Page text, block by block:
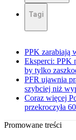
Tagi
PPK zarabiają
Eksperci: PPK
by tylko
PFR ujawnia
szybciej niż
Coraz więcej
przekroczyła
Promowane treści